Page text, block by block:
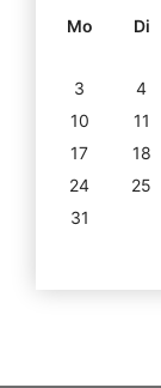
Mo Di
3
4
10
11
17
18
24
25
31